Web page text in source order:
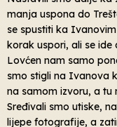
manja uspona do
se spustiti ka
korak uspori, ali se ide
Lovćen nam samo
smo stigli na Ivanova
na samom izvoru, a tu
Sređivali smo utiske,
lijepe fotografije, a